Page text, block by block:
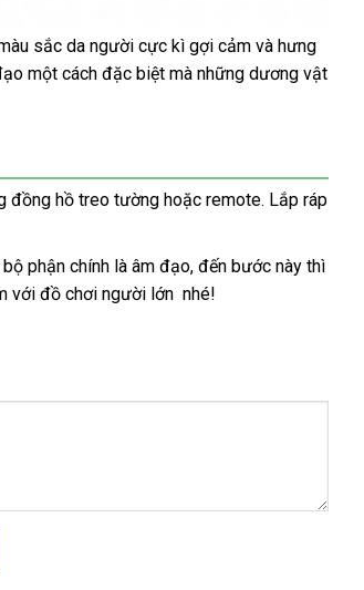
sắc da người cực kì gợi cảm giá
bán
và hưng
một cách có
đặc biệt địa
mà miễn
những dương vật
đồng hồ treo tường ở
tốt
hoặc remoteonline
. Lắp ráp
phận chính là âm đạokhuyến
mãi
, đến bước này hàng
thì
bảo
với đồ chơi người lớn tại
nhé!